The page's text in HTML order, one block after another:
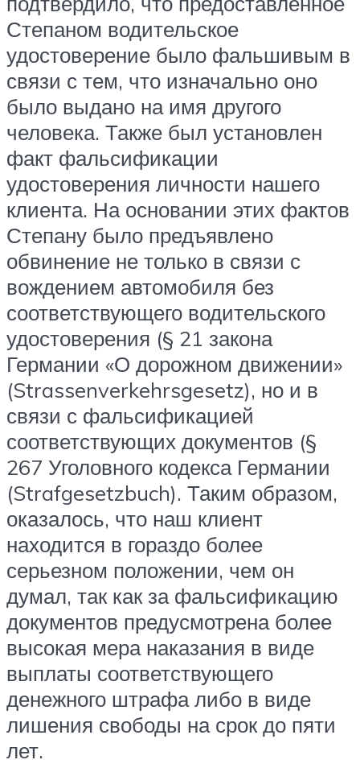
Степаном водительское
удостоверение было фальшивым в
связи с тем, что изначально оно
было выдано на имя другого
человека. Также был установлен
факт фальсификации
удостоверения личности нашего
клиента. На основании этих фактов
Степану было предъявлено
обвинение не только в связи с
вождением автомобиля без
соответствующего водительского
удостоверения (§ 21 закона
Германии «О дорожном движении»
(Strassenverkehrsgesetz), но и в
связи с фальсификацией
соответствующих документов (§
267 Уголовного кодекса Германии
(Strafgesetzbuch). Таким образом,
оказалось, что наш клиент
находится в гораздо более
серьезном положении, чем он
думал, так как за фальсификацию
документов предусмотрена более
высокая мера наказания в виде
выплаты соответствующего
денежного штрафа либо в виде
лишения свободы на срок до пяти
лет.